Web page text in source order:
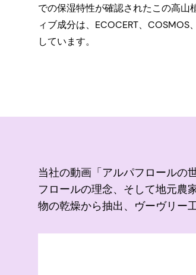
での保湿特性が確認されたこの高山
ィブ成分は、ECOCERT、
しています。
当社の動画「アルパフロールの
フロールの理念、そして地元農
物の乾燥から抽出、ヴーヴリー